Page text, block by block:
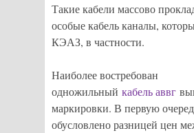
Такие кабели массово
особые кабель каналы,
КЭАЗ, в частности.
Наиболее востребован
одножильный кабель аввг
маркировки. В первую
обусловлено разницей цен